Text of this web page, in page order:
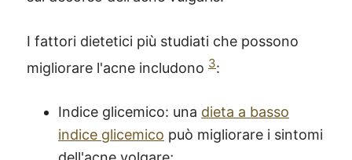
I fattori dietetici più studiati che possono
migliorare l'acne includono 3:
Indice glicemico: una dieta a basso
indice glicemico può migliorare i sintomi